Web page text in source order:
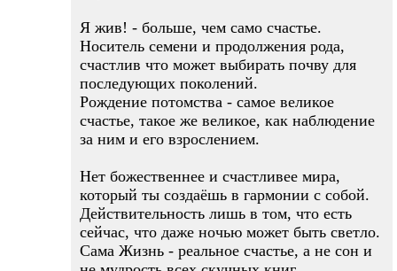
Я жив! - больше, чем само счастье.
Носитель семени и продолжения рода,
счастлив что может выбирать почву для
последующих поколений.
Рождение потомства - самое великое
счастье, такое же великое, как наблюдение
за ним и его взрослением.
Нет божественнее и счастливее мира,
который ты создаёшь в гармонии с собой.
Действительность лишь в том, что есть
сейчас, что даже ночью может быть светло.
Сама Жизнь - реальное счастье, а не сон и